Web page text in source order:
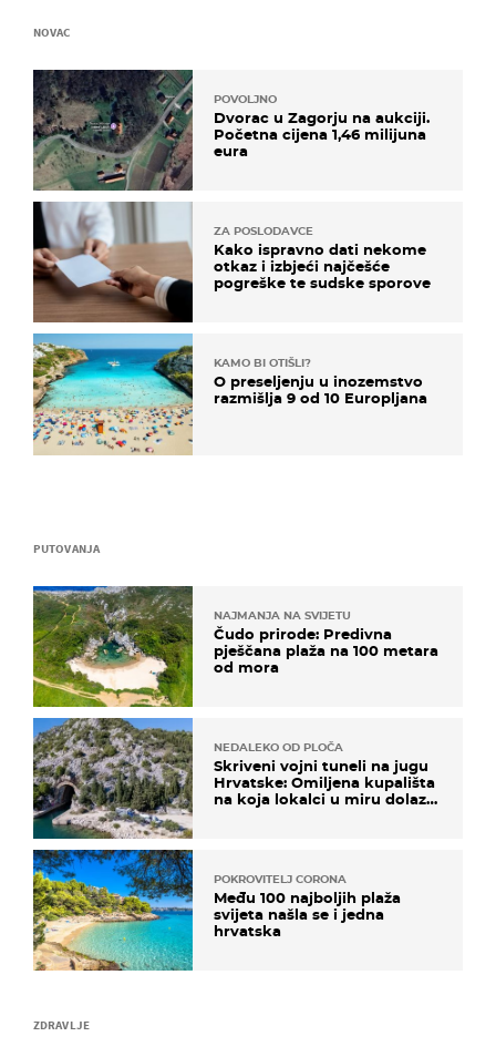
ZDRAVLJE
PUTOVANJA
NAJMANJA NA SVIJETU
Čudo prirode: Predivna
pješčana plaža na 100 metara
od mora
NEDALEKO OD PLOČA
Skriveni vojni tuneli na jugu
Hrvatske: Omiljena kupališta
na koja lokalci u miru dolaze
POKROVITELJ CORONA
Među 100 najboljih plaža
svijeta našla se i jedna
hrvatska
NOVAC
POVOLJNO
Dvorac u Zagorju na aukciji.
Početna cijena 1,46 milijuna
eura
ZA POSLODAVCE
Kako ispravno dati nekome
otkaz i izbjeći najčešće
pogreške te sudske sporove
KAMO BI OTIŠLI?
O preseljenju u inozemstvo
razmišlja 9 od 10 Europljana